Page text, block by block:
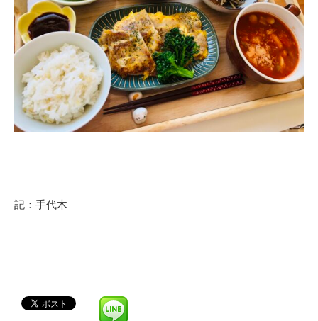
記：手代木